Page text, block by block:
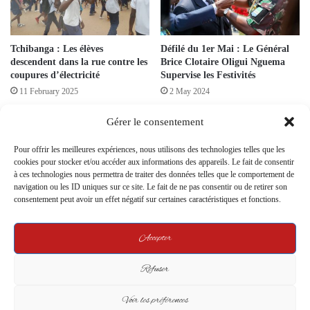
Gérer le consentement
Pour offrir les meilleures expériences, nous utilisons des technologies telles que les
cookies pour stocker et/ou accéder aux informations des appareils. Le fait de consentir
à ces technologies nous permettra de traiter des données telles que le comportement de
navigation ou les ID uniques sur ce site. Le fait de ne pas consentir ou de retirer son
consentement peut avoir un effet négatif sur certaines caractéristiques et fonctions.
Accepter
Refuser
Voir les préférences
Tchibanga : Les élèves
descendent dans la rue contre les
coupures d’électricité
11 February 2025
Défilé du 1er Mai : Le Général
Brice Clotaire Oligui Nguema
Supervise les Festivités
2 May 2024
Le Ministre des Travaux Publics
Fonction publique gabonaise : 9